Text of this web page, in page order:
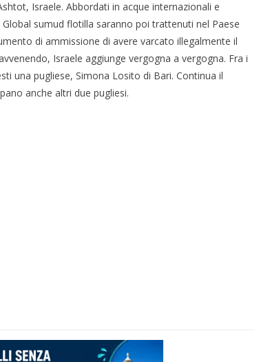
Israele. Abbordati in acque internazionali e
sumud flotilla saranno poi trattenuti nel Paese
di ammissione di avere varcato illegalmente il
Israele aggiunge vergogna a vergogna. Fra i
una pugliese, Simona Losito di Bari. Continua il
anche altri due pugliesi.